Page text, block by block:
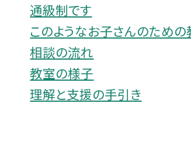
通級制です
このようなお子さんのため
相談の流れ
教室の様子
理解と支援の手引き